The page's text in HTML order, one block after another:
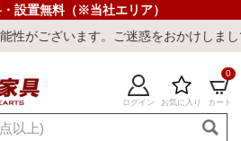
設置無料（※当社エリア）
。ご迷惑をおかけしまして誠に申し訳
ログイン お気に入り カート
0
新規会員登録